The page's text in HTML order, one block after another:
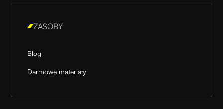
ZASOBY
Blog
Darmowe materiały